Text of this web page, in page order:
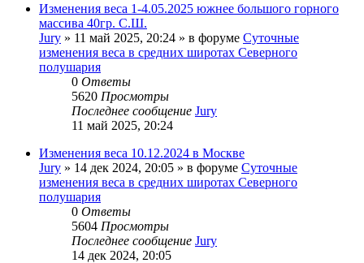
Изменения веса 1-4.05.2025 южнее большого горного
массива 40гр. С.Ш.
Jury » 11 май 2025, 20:24 » в форуме Суточные
изменения веса в средних широтах Северного
полушария
0 Ответы
5620 Просмотры
Последнее сообщение Jury
11 май 2025, 20:24
Изменения веса 10.12.2024 в Москве
Jury » 14 дек 2024, 20:05 » в форуме Суточные
изменения веса в средних широтах Северного
полушария
0 Ответы
5604 Просмотры
Последнее сообщение Jury
14 дек 2024, 20:05